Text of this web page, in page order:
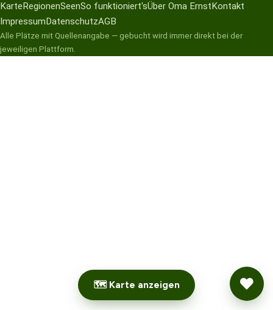
🗺 Karte anzeigen
Karte RegionenSeenSo funktioniert'sÜber Oma Ernst Kontakt
Impressum DatenschutzAGB
Alle Plätze mit Quellenangabe — gebucht wird immer direkt bei der
jeweiligen Plattform.